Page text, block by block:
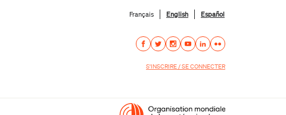
Français English Español
S'INSCRIRE / SE CONNECTER